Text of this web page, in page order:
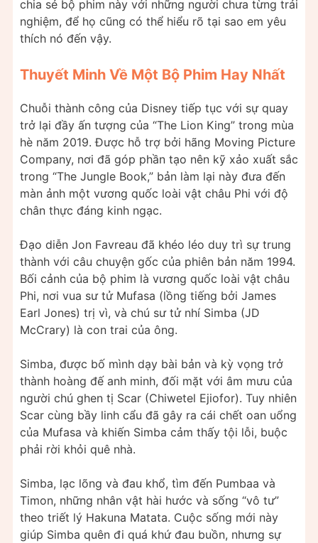
chia sẻ bộ phim này với những người chưa từng trải
nghiệm, để họ cũng có thể hiểu rõ tại sao em yêu
thích nó đến vậy.
Thuyết Minh Về Một Bộ Phim Hay Nhất
Chuỗi thành công của Disney tiếp tục với sự quay
trở lại đầy ấn tượng của “The Lion King” trong mùa
hè năm 2019. Được hỗ trợ bởi hãng Moving Picture
Company, nơi đã góp phần tạo nên kỹ xảo xuất sắc
trong “The Jungle Book,” bản làm lại này đưa đến
màn ảnh một vương quốc loài vật châu Phi với độ
chân thực đáng kinh ngạc.
Đạo diễn Jon Favreau đã khéo léo duy trì sự trung
thành với câu chuyện gốc của phiên bản năm 1994.
Bối cảnh của bộ phim là vương quốc loài vật châu
Phi, nơi vua sư tử Mufasa (lồng tiếng bởi James
Earl Jones) trị vì, và chú sư tử nhí Simba (JD
McCrary) là con trai của ông.
Simba, được bố mình dạy bài bản và kỳ vọng trở
thành hoàng đế anh minh, đối mặt với âm mưu của
người chú ghen tị Scar (Chiwetel Ejiofor). Tuy nhiên
Scar cùng bầy linh cẩu đã gây ra cái chết oan uổng
của Mufasa và khiến Simba cảm thấy tội lỗi, buộc
phải rời khỏi quê nhà.
Simba, lạc lõng và đau khổ, tìm đến Pumbaa và
Timon, những nhân vật hài hước và sống “vô tư”
theo triết lý Hakuna Matata. Cuộc sống mới này
giúp Simba quên đi quá khứ đau buồn, nhưng sự